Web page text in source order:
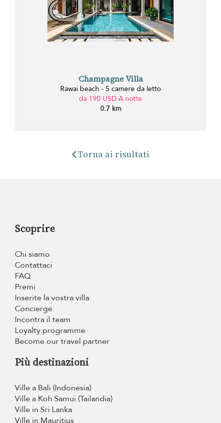
Champagne Villa
Rawai beach - 5 camere da letto
da 190 USD A notte
0.7 km
Torna ai risultati
Scoprire
Chi siamo
Contattaci
FAQ
Premi
Inserite la vostra villa
Concierge
Incontra il team
Loyalty programme
Become our travel partner
Più destinazioni
Ville a Bali (Indonesia)
Ville a Koh Samui (Tailandia)
Ville in Sri Lanka
Ville in Mauritius